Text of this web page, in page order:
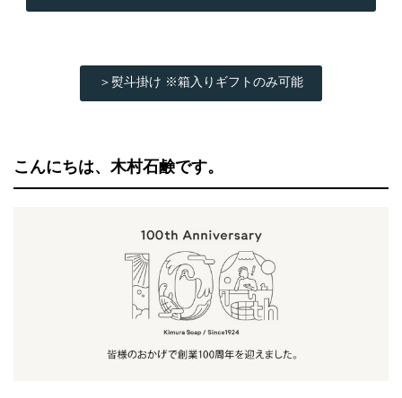
＞熨斗掛け ※箱入りギフトのみ可能
こんにちは、木村石鹸です。